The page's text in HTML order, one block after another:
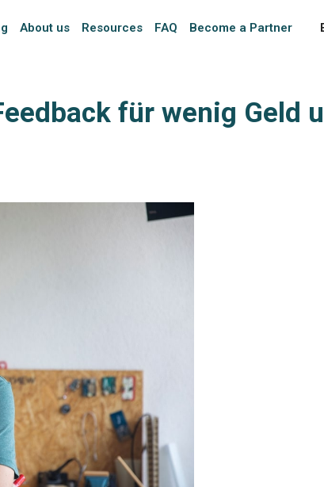
About us Resources FAQ Become a Partner
für wenig Geld